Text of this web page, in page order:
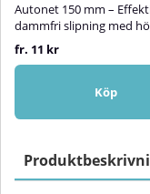
Autonet 150 mm –
dammfri slipning med
precisionMirka Autonet
sliprondell är ett
slipmaterial utvecklat för
leverera en dammfri
unika nätkonstruktion
fastsatt i väven, ger
hög effektivitet och en
fr. 11 kr
Köp